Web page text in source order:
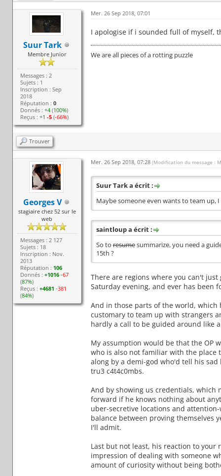
Suur Tark
Membre Junior
Messages : 2
Sujets : 1
Inscription : Sep
2018
Réputation :0
Donnés :+4 (100%)
Reçus :+1 -5 (-66%)
Mer. 26 Sep 2018, 07:01
I apologise if i sounded full of myself,
We are all pieces of a rotting puzzle
Trouver
Georges V
stagiaire chez 52 sur le
web
Messages : 2 127
Sujets : 18
Inscription : Nov.
2013
Réputation : 106
Donnés :+1016 -67
(87%)
Reçus :+4681 -381
(84%)
Mer. 26 Sep 2018, 07:28 (Modification du message :
Suur Tark a écrit :
Maybe someone even wants to team up,
saintloup a écrit :
So toresumesummarize, you need a
15th ?
There are regions where you can't
Saturday evening, and ever has been
And in those parts of the world,
customary to team up with strangers
hardly a call to be guided around like
My assumption would be that the OP
who is also not familiar with the place
along by a demi-god who'd tell his
tru3 c4t4c0mbs.
And by showing us credentials, which
forward if he knows nothing about
uber-secretive locations and
balance between proving themselves
I'll admit.
Last but not least, his reaction to
impression of dealing with someone
amount of curiosity without being